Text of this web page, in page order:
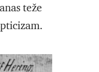
teže